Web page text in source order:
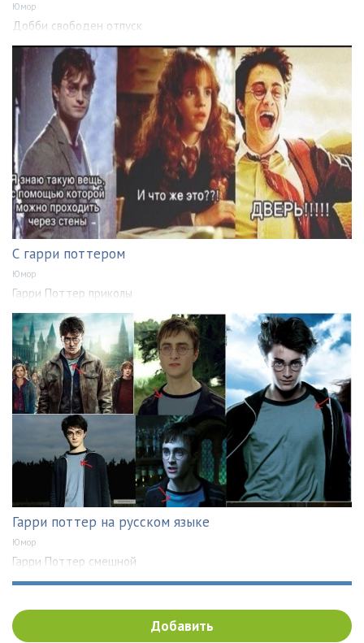
Юмор
Добби свободен отпуск
С гарри поттером
Юмор
Гарри Поттер приколы
Гарри поттер на русском языке
Юмор
Гарри Поттер смешной
Добавить